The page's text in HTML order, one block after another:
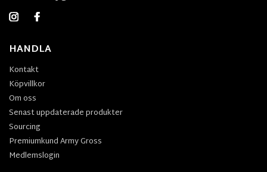
HANDLA
Kontakt
Köpvillkor
Om oss
Senast uppdaterade produkter
Sourcing
Premiumkund Army Gross
Medlemslogin